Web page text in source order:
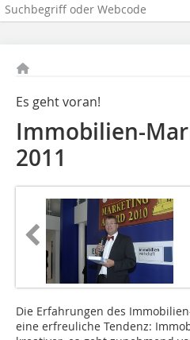
Es geht voran!
Immobilien-
2011
Die Erfahrungen des
eine erfreuliche Tendenz: